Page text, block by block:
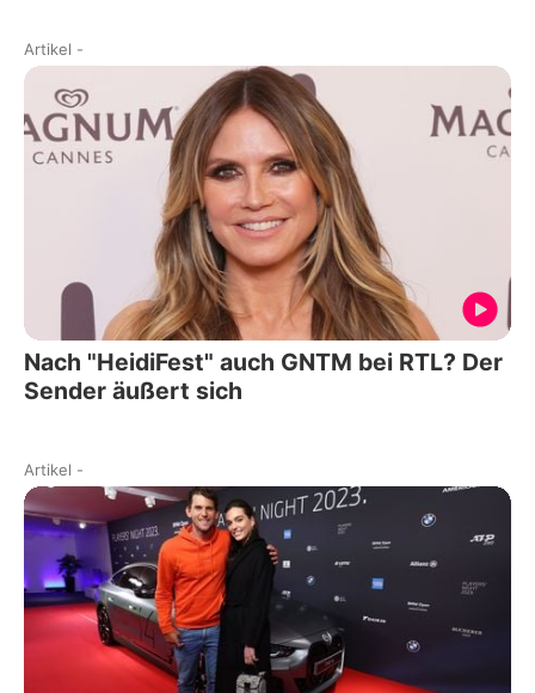
Artikel -
Nach "HeidiFest" auch GNTM bei RTL? Der
Sender äußert sich
Artikel -